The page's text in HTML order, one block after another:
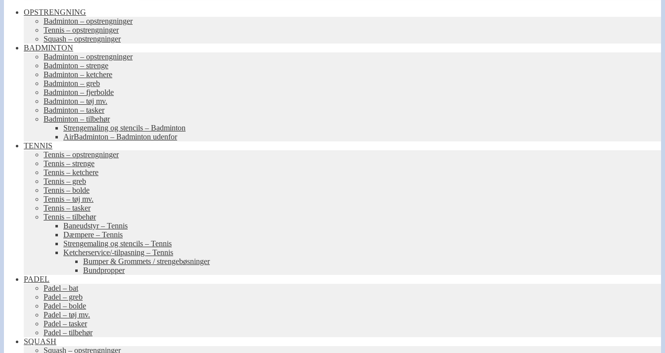
OPSTRENGNING
Badminton – opstrengninger
Tennis – opstrengninger
Squash – opstrengninger
BADMINTON
Badminton – opstrengninger
Badminton – strenge
Badminton – ketchere
Badminton – greb
Badminton – fjerbolde
Badminton – tøj mv.
Badminton – tasker
Badminton – tilbehør
Strengemaling og stencils – Badminton
AirBadminton – Badminton udenfor
TENNIS
Tennis – opstrengninger
Tennis – strenge
Tennis – ketchere
Tennis – greb
Tennis – bolde
Tennis – tøj mv.
Tennis – tasker
Tennis – tilbehør
Baneudstyr – Tennis
Dæmpere – Tennis
Strengemaling og stencils – Tennis
Ketcherservice/-tilpasning – Tennis
Bumper & Grommets / strengebøsninger
Bundpropper
PADEL
Padel – bat
Padel – greb
Padel – bolde
Padel – tøj mv.
Padel – tasker
Padel – tilbehør
SQUASH
Squash – opstrengninger